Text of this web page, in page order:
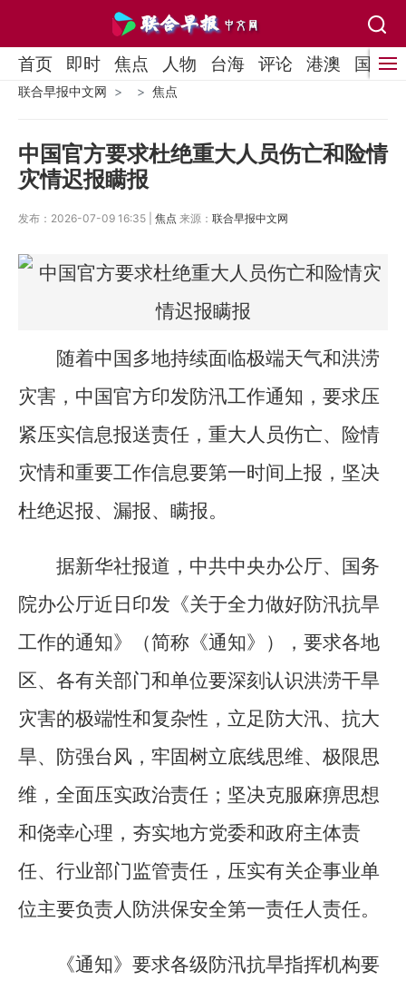
首页 即时 焦点 人物 台海 评论 港澳 国际
联合早报中文网 焦点
中国官方要求杜绝重大人员伤亡和险情
灾情迟报瞒报
发布：2026-07-09 16:35 | 焦点 来源： 联合早报中文网
随着中国多地持续面临极端天气和洪涝
灾害，中国官方印发防汛工作通知，要求压
紧压实信息报送责任，重大人员伤亡、险情
灾情和重要工作信息要第一时间上报，坚决
杜绝迟报、漏报、瞒报。
据新华社报道，中共中央办公厅、国务
院办公厅近日印发《关于全力做好防汛抗旱
工作的通知》（简称《通知》），要求各地
区、各有关部门和单位要深刻认识洪涝干旱
灾害的极端性和复杂性，立足防大汛、抗大
旱、防强台风，牢固树立底线思维、极限思
维，全面压实政治责任；坚决克服麻痹思想
和侥幸心理，夯实地方党委和政府主体责
任、行业部门监管责任，压实有关企事业单
位主要负责人防洪保安全第一责任人责任。
《通知》要求各级防汛抗旱指挥机构要